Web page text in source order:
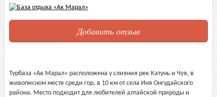
Добавить отзыв
Турбаза «Ак Марал» расположена у слияния рек Катунь и Чуя, в
живописном месте среди гор, в 10 км от села Иня Онгудайского
района. Место подходит для любителей алтайской природы и